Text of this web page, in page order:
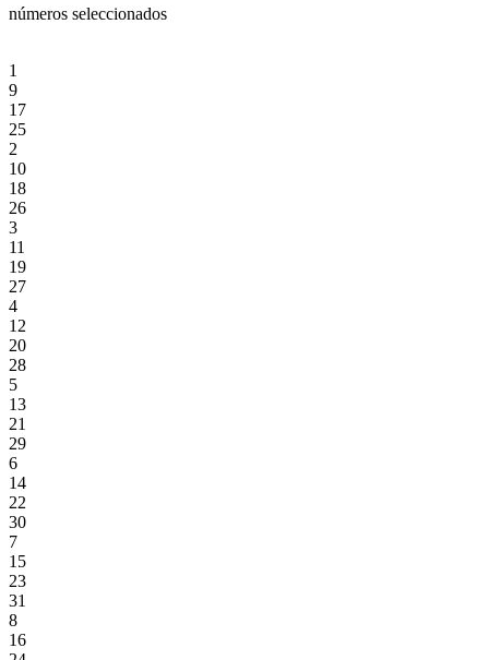
números seleccionados
1
9
17
25
2
10
18
26
3
11
19
27
4
12
20
28
5
13
21
29
6
14
22
30
7
15
23
31
8
16